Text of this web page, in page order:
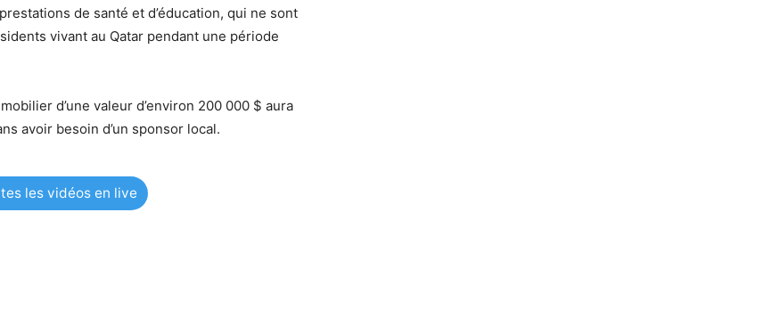
de santé et d’éducation, qui ne sont
vivant au Qatar pendant une période
d’une valeur d’environ 200 000 $ aura
avoir besoin d’un sponsor local.
les vidéos en live